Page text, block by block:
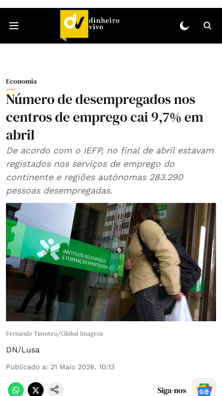
Economia
Número de desempregados nos
centros de emprego cai 9,7% em
abril
De acordo com o IEFP, no final de abril estavam
registados nos serviços de emprego do
continente e regiões autónomas 283.290
pessoas desempregadas.
Fernando Timoteo/Global Imagens
DN/Lusa
Publicado a: 21 Maio 2026, 10:13
Siga-nos